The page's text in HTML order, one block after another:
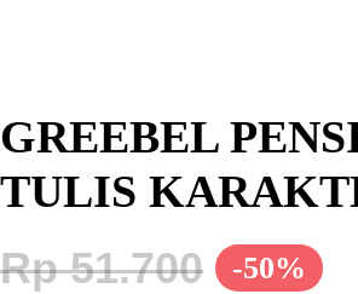
GREEBEL
TULIS
-50%
Rp51.700